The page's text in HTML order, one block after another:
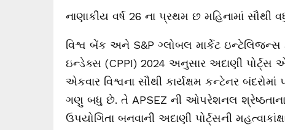
નાણાકીય વર્ષ 26 ના પ્રથમ છ મહિનામાં
વિશ્વ બેંક અને S&P ગ્લોબલ માર્કેટ ઇન્ટેલિજન્સ
ઇન્ડેક્સ (CPPI) 2024 અનુસાર અદાણી પોર્ટ્સ
એકવાર વિશ્વના સૌથી કાર્યક્ષમ કન્ટેનર
ગણુ બધુ છે. તે APSEZ ની ઓપરેશનલ
ઉપયોગિતા બનવાની અદાણી પોર્ટ્સની